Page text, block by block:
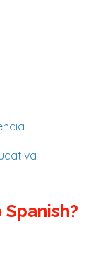
Spanish?